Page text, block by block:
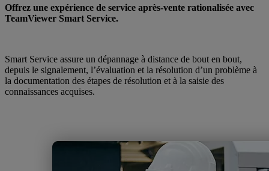
Offrez une expérience de service après-vente rationalisée avec
TeamViewer Smart Service.
Smart Service assure un dépannage à distance de bout en bout,
depuis le signalement, l’évaluation et la résolution d’un problème à
la documentation des étapes de résolution et à la saisie des
connaissances acquises.